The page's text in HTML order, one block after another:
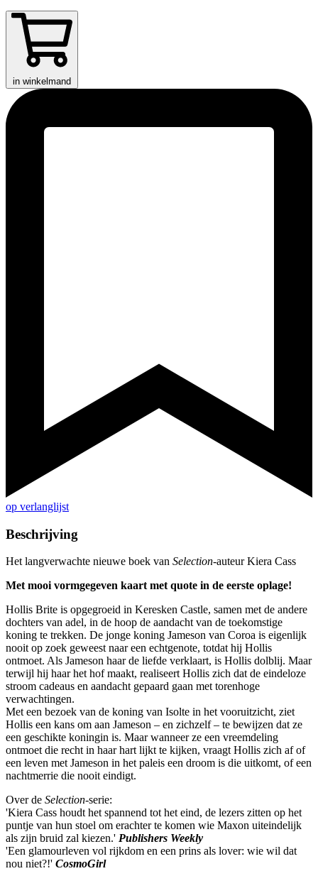
in winkelmand
op verlanglijst
Beschrijving
Het langverwachte nieuwe boek van Selection-auteur Kiera Cass
Met mooi vormgegeven kaart met quote in de eerste oplage!
Hollis Brite is opgegroeid in Keresken Castle, samen met de andere
dochters van adel, in de hoop de aandacht van de toekomstige
koning te trekken. De jonge koning Jameson van Coroa is eigenlijk
nooit op zoek geweest naar een echtgenote, totdat hij Hollis
ontmoet. Als Jameson haar de liefde verklaart, is Hollis dolblij. Maar
terwijl hij haar het hof maakt, realiseert Hollis zich dat de eindeloze
stroom cadeaus en aandacht gepaard gaan met torenhoge
verwachtingen.
Met een bezoek van de koning van Isolte in het vooruitzicht, ziet
Hollis een kans om aan Jameson – en zichzelf – te bewijzen dat ze
een geschikte koningin is. Maar wanneer ze een vreemdeling
ontmoet die recht in haar hart lijkt te kijken, vraagt Hollis zich af of
een leven met Jameson in het paleis een droom is die uitkomt, of een
nachtmerrie die nooit eindigt.
Over de Selection-serie:
'Kiera Cass houdt het spannend tot het eind, de lezers zitten op het
puntje van hun stoel om erachter te komen wie Maxon uiteindelijk
als zijn bruid zal kiezen.' Publishers Weekly
'Een glamourleven vol rijkdom en een prins als lover: wie wil dat
nou niet?!' CosmoGirl